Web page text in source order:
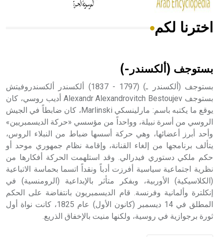
هل تعلم أن الأبسيد كلمة فرنسية اللفظ تم اعتمادها مصطلحاً
- هل تعلم أن أبجر Abgar اسم معروف جيداً يعود إلى عدد من
الملوك الذين حكموا مدينة إديسا (الرها) من أبجر الأول وحتى
التاسع، وهم ينتسبون إلى أسرة أوسروين
- هل تعلم أن الأبجدية الكنعانية تتألف من /22/ علامة كتابية
sign تكتب منفصلة غير متصلة، وتعتمد المبدأ الأكوروفوني،
حيث تقتصر القيمة الصوتية للعلامة الك
اخترنا لكم
بستوجف (ألكسندر-)
بستوجف (ألكسندر ـ) (1797 - 1837) ألكسندر ألكسندروفيتش
بستوجف Alexandr Alexandrovitch Bestoujev أديب روسي، كان
يوقع ما يكتبه باسم: مارلينسكي Marlinski، كان ضابطاً في الجيش
الروسي من أسرة نبيلة، وواحداً من مؤسسي «حركة الديسمبريين»
وأحد أبرز أعضائها، وهي حركة أسسها ضباط من النبلاء الروس،
يتألف برنامجها من إلغاء القنانة، وإقامة نظام جمهوري موحد أو
حكم ملكي دستوري فيدرالي. وقد استلهمت الحركة أفكارها من
نظرية اجتماعية سياسية أفرزت أدباً ونقداً اتسما بحماسة الاتباعية
(الكلاسيكية) الأوربية، وبفكر متأثر بالإبداعية (الرومنسية) في
إنكلترة وألمانية وفرنسة. قام الديسمبريون بانتفاضة على الحكم
المطلق في 14 ديسمبر (كانون الأول) عام 1825، كانت نواة أول
ثورة برجوازية في روسية، ولكنها منيت بالإخفاق الذريع.